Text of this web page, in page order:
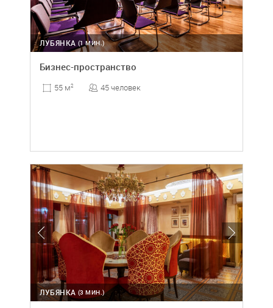
(1 МИН.)
ЛУБЯНКА
Бизнес-пространство
55 м2 45 человек
(3 МИН.)
ЛУБЯНКА